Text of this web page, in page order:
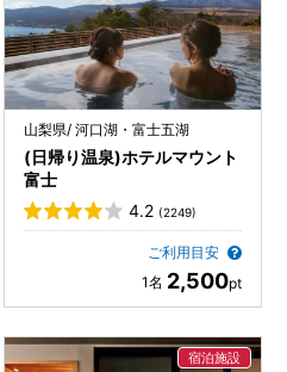
山梨県/ 河口湖・富士五湖
(日帰り温泉)ホテルマウント
富士
4.2 (2249)
ご利用目安
2,500